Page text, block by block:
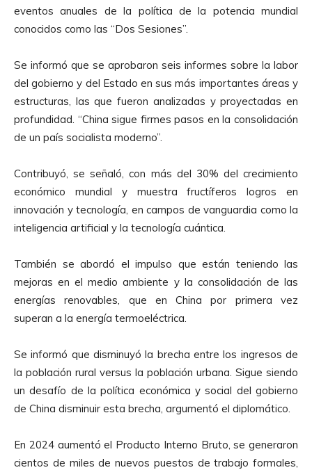
eventos anuales de la política de la potencia mundial
conocidos como las “Dos Sesiones”.
Se informó que se aprobaron seis informes sobre la labor
del gobierno y del Estado en sus más importantes áreas y
estructuras, las que fueron analizadas y proyectadas en
profundidad. “China sigue firmes pasos en la consolidación
de un país socialista moderno”.
Contribuyó, se señaló, con más del 30% del crecimiento
económico mundial y muestra fructíferos logros en
innovación y tecnología, en campos de vanguardia como la
inteligencia artificial y la tecnología cuántica.
También se abordó el impulso que están teniendo las
mejoras en el medio ambiente y la consolidación de las
energías renovables, que en China por primera vez
superan a la energía termoeléctrica.
Se informó que disminuyó la brecha entre los ingresos de
la población rural versus la población urbana. Sigue siendo
un desafío de la política económica y social del gobierno
de China disminuir esta brecha, argumentó el diplomático.
En 2024 aumentó el Producto Interno Bruto, se generaron
cientos de miles de nuevos puestos de trabajo formales,